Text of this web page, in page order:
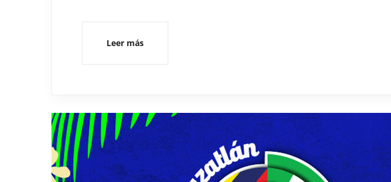
Leer más